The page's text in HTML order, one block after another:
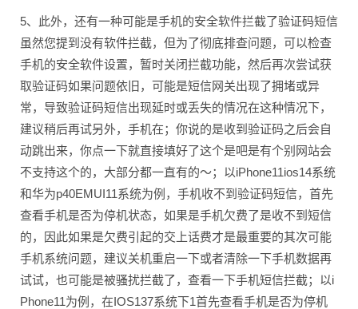
5、此外，还有一种可能是手机的安全软件拦截了验证码短信
虽然您提到没有软件拦截，但为了彻底排查问题，可以检查
手机的安全软件设置，暂时关闭拦截功能，然后再次尝试获
取验证码如果问题依旧，可能是短信网关出现了拥堵或异
常，导致验证码短信出现延时或丢失的情况在这种情况下，
建议稍后再试另外，手机在；你说的是收到验证码之后会自
动跳出来，你点一下就直接填好了这个是吧是有个别网站会
不支持这个的，大部分都一直有的～；以iPhone11ios14系统
和华为p40EMUI11系统为例，手机收不到验证码短信，首先
查看手机是否为停机状态，如果是手机欠费了是收不到短信
的，因此如果是欠费引起的交上话费才是最重要的其次可能
手机系统问题，建议关机重启一下或者清除一下手机数据再
试试，也可能是被骚扰拦截了，查看一下手机短信拦截；以i
Phone11为例，在IOS137系统下1首先查看手机是否为停机